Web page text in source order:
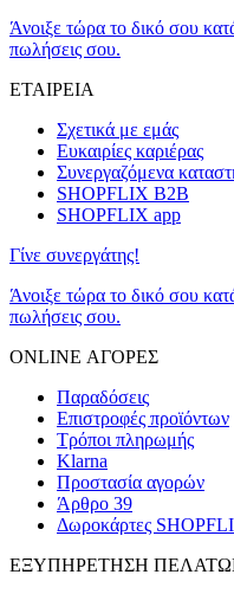
Άνοιξε τώρα το δικό σου
πωλήσεις σου.
ΕΤΑΙΡΕΙΑ
Σχετικά με εμάς
Ευκαιρίες καριέρας
Συνεργαζόμενα
SHOPFLIX B2B
SHOPFLIX app
Γίνε συνεργάτης!
Άνοιξε τώρα το δικό σου
πωλήσεις σου.
ONLINE ΑΓΟΡΕΣ
Παραδόσεις
Επιστροφές προϊόντων
Τρόποι πληρωμής
Klarna
Προστασία αγορών
Άρθρο 39
Δωροκάρτες
ΕΞΥΠΗΡΕΤΗΣΗ